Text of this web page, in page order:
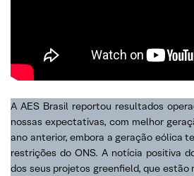
A AES Brasil reportou resultados
nossas expectativas, com melhor
ano anterior, embora a geração eólica
restrições do ONS. A notícia positiva
dos seus projetos greenfield, que estão